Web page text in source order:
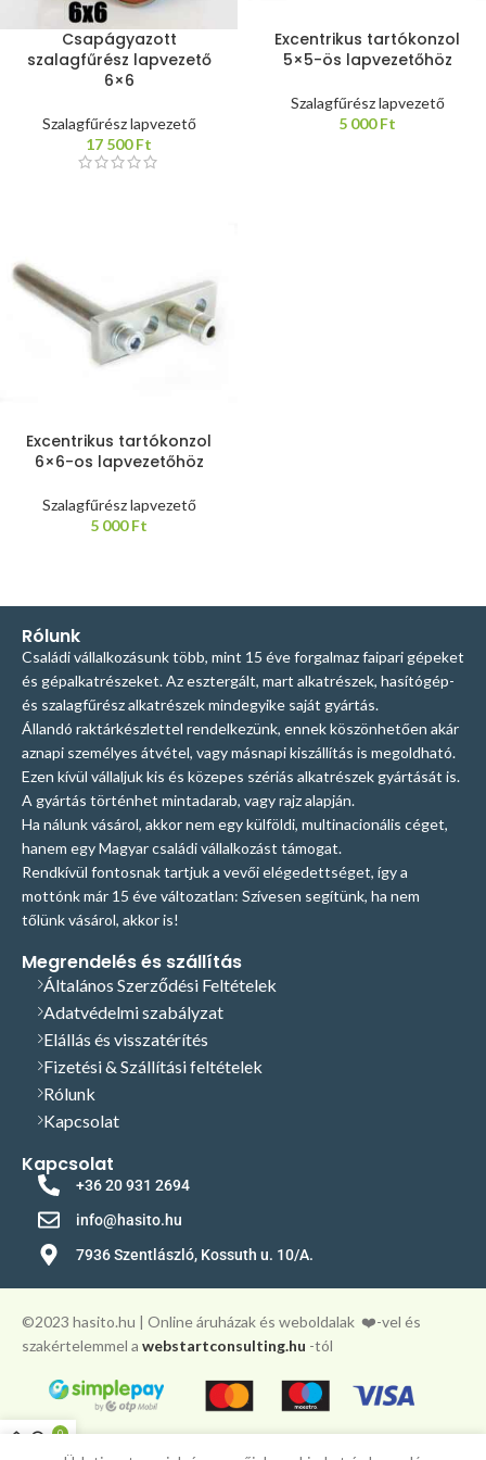
Csapágyazott
szalagfűrész lapvezető
6×6
Szalagfűrész lapvezető
17 500Ft
Excentrikus tartókonzol
5×5-ös lapvezetőhöz
Szalagfűrész lapvezető
5 000Ft
Excentrikus tartókonzol
6×6-os lapvezetőhöz
Szalagfűrész lapvezető
5 000Ft
Rólunk
Családi vállalkozásunk több, mint 15 éve forgalmaz faipari gépeket
és gépalkatrészeket. Az esztergált, mart alkatrészek, hasítógép-
és szalagfűrész alkatrészek mindegyike saját gyártás.
Állandó raktárkészlettel rendelkezünk, ennek köszönhetően akár
aznapi személyes átvétel, vagy másnapi kiszállítás is megoldható.
Ezen kívül vállaljuk kis és közepes szériás alkatrészek gyártását is.
A gyártás történhet mintadarab, vagy rajz alapján.
Ha nálunk vásárol, akkor nem egy külföldi, multinacionális céget,
hanem egy Magyar családi vállalkozást támogat.
Rendkívül fontosnak tartjuk a vevői elégedettséget, így a
mottónk már 15 éve változatlan: Szívesen segítünk, ha nem
tőlünk vásárol, akkor is!
Megrendelés és szállítás
Általános Szerződési Feltételek
Adatvédelmi szabályzat
Elállás és visszatérítés
Fizetési & Szállítási feltételek
Rólunk
Kapcsolat
Kapcsolat
+36 20 931 2694
info@hasito.hu
7936 Szentlászló, Kossuth u. 10/A.
©️2023 hasito.hu | Online áruházak és weboldalak ❤️-vel és
szakértelemmel a webstartconsulting.hu -tól
0